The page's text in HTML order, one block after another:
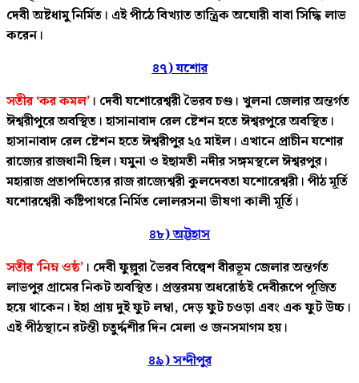
দেবী অষ্টধামু নির্মিত। এই পীঠে বিখ্যাত তান্ত্রিক অঘোরী বাবা সিদ্ধি লাভ
করেন।
৪৭) যশোর
সতীর ‘কর কমল’ । দেবী যশোরেশ্বরী ভৈরব চণ্ড। খুলনা জেলার অন্তর্গত
ঈশ্বরীপুরে অবস্থিত। হাসানাবাদ রেল ষ্টেশন হতে ঈশ্বরপুরে অবস্থিত।
হাসানাবাদ রেল ষ্টেশন হতে ঈশ্বরীপুর ২৫ মাইল। এখানে প্রাচীন যশোর
রাজ্যের রাজধানী ছিল। যমুনা ও ইছামতী নদীর সঙ্গমস্থলে ঈশ্বরপুর।
মহারাজ প্রতাপদিত্যের রাজ রাজ্যেশ্বরী কুলদেবতা যশোরেশ্বরী। পীঠ মূর্তি
যশোরশ্বেরী কষ্টিপাথরে নির্মিত লোলরসনা ভীষণা কালী মূর্তি।
৪৮) অট্টহাস
সতীর ‘নিম্ন ওষ্ঠ’ । দেবী ফুল্লুরা ভৈরব বিল্বেশ বীরভূম জেলার অন্তর্গত
লাভপুর গ্রামের নিকট অবস্থিত। প্রস্তরময় অধরোষ্ঠই দেবীরূপে পূজিত
হয়ে থাকেন। ইহা প্রায় দুই ফুট লম্বা, দেড় ফুট চওড়া এবং এক ফুট উচ্চ।
এই পীঠস্থানে রটন্তী চতুর্দ্দশীর দিন মেলা ও জনসমাগম হয়।
৪৯) সন্দীপুর